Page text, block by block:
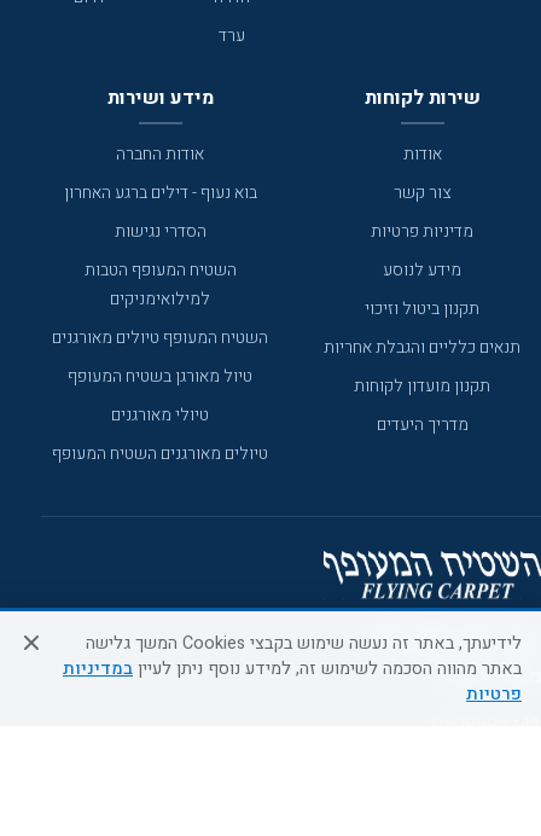
ערד
שירות לקוחות
אודות
צור קשר
מדיניות פרטיות
מידע לנוסע
תקנון ביטול וזיכוי
תנאים כלליים והגבלת אחריות
תקנון מועדון לקוחות
מדריך היעדים
מידע ושירות
אודות החברה
בוא נעוף - דילים ברגע האחרון
הסדרי נגישות
השטיח המעופף הטבות
למילואימניקים
השטיח המעופף טיולים מאורגנים
טיול מאורגן בשטיח המעופף
טיולי מאורגנים
טיולים מאורגנים השטיח המעופף
מוקד הזמנות
לידיעתך, באתר זה נעשה שימוש בקבצי Cookies המשך גלישה
באתר מהווה הסכמה לשימוש זה, למידע נוסף ניתן לעייןבמדיניות
פרטיות